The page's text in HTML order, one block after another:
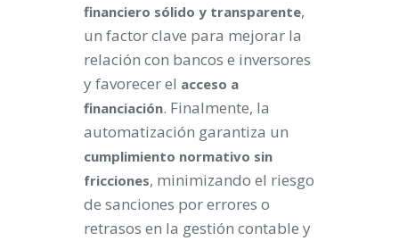
financiero sólido y transparente,
un factor clave para mejorar la
relación con bancos e inversores
y favorecer el acceso a
financiación. Finalmente, la
automatización garantiza un
cumplimiento normativo sin
fricciones, minimizando el riesgo
de sanciones por errores o
retrasos en la gestión contable y